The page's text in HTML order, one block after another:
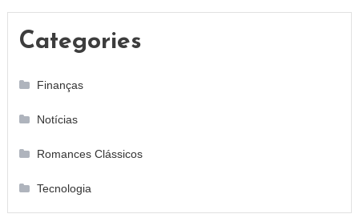
Categories
Finanças
Notícias
Romances Clássicos
Tecnologia